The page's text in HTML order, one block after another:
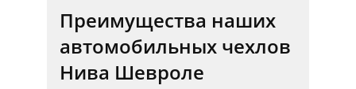
Преимущества наших
автомобильных чехлов
Нива Шевроле